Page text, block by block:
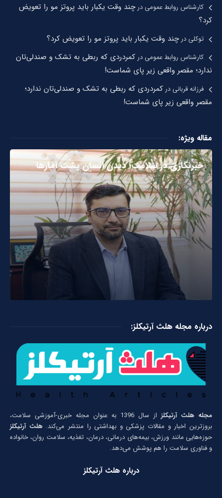
کارشناس روابط عمومیدرچند وقت یکبار باید پروتز مو را تعویض
کرد؟
توکلیدرچند وقت یکبار باید پروتز مو را تعویض کرد؟
کارشناس روابط عمومیدر کمردردی که ربطی به تشک و صندلی‌تان
ندارد؛ مقصر واقعی زیر پای شماست!
فرزانه قربانیدر کمردردی که ربطی به تشک و صندلی‌تان ندارد؛
مقصر واقعی زیر پای شماست!
مقاله ویژه:
خبرنگاری در سلامت؛ دیدن انسان پشت آمارها
درباره مجله هلث آرتیکلز:
مجله هلث آرتیکلز
از سال 1396 به عنوان مجله خبری-آموزشی سلامت،
بروزترین اخبار و مقالات پزشکی و بهداشتی را منتشر می‌کند.هلث آرتیکلز
حوزه‌هایی مانند ورزش، بیمه‌های درمانی، درمان، تغذیه، سلامت روان، خانواده
و فناوری سلامت را هم پوشش می‌دهد.
درباره هلث آرتیکلز